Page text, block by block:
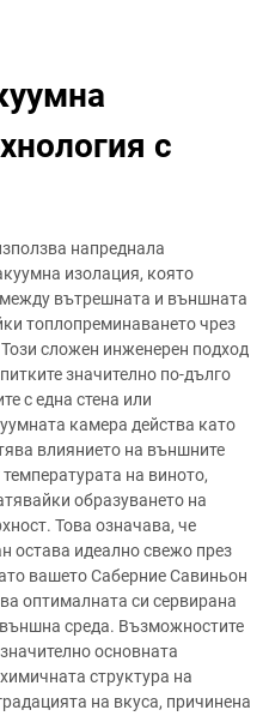
с
напреднала
изолация, която
вътрешната и външната
топлопреминаването чрез
сложен инженерен подход
значително по-дълго
с една стена или
камера действа като
влиянието на външните
на виното,
образуването на
Това означава, че
остава идеално свежо през
вашето Саберние Савиньон
оптималната си сервирана
среда. Възможностите
основната
структура на
на вкуса, причинена